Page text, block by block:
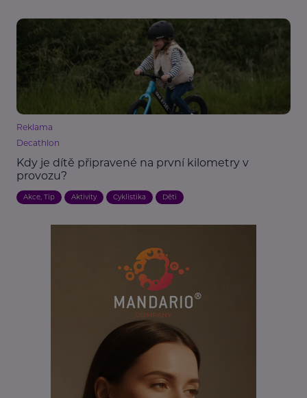
Reklama
Decathlon
Kdy je dítě připravené na první kilometry v
provozu?
Akce, Tip Aktivity Cyklistika Děti